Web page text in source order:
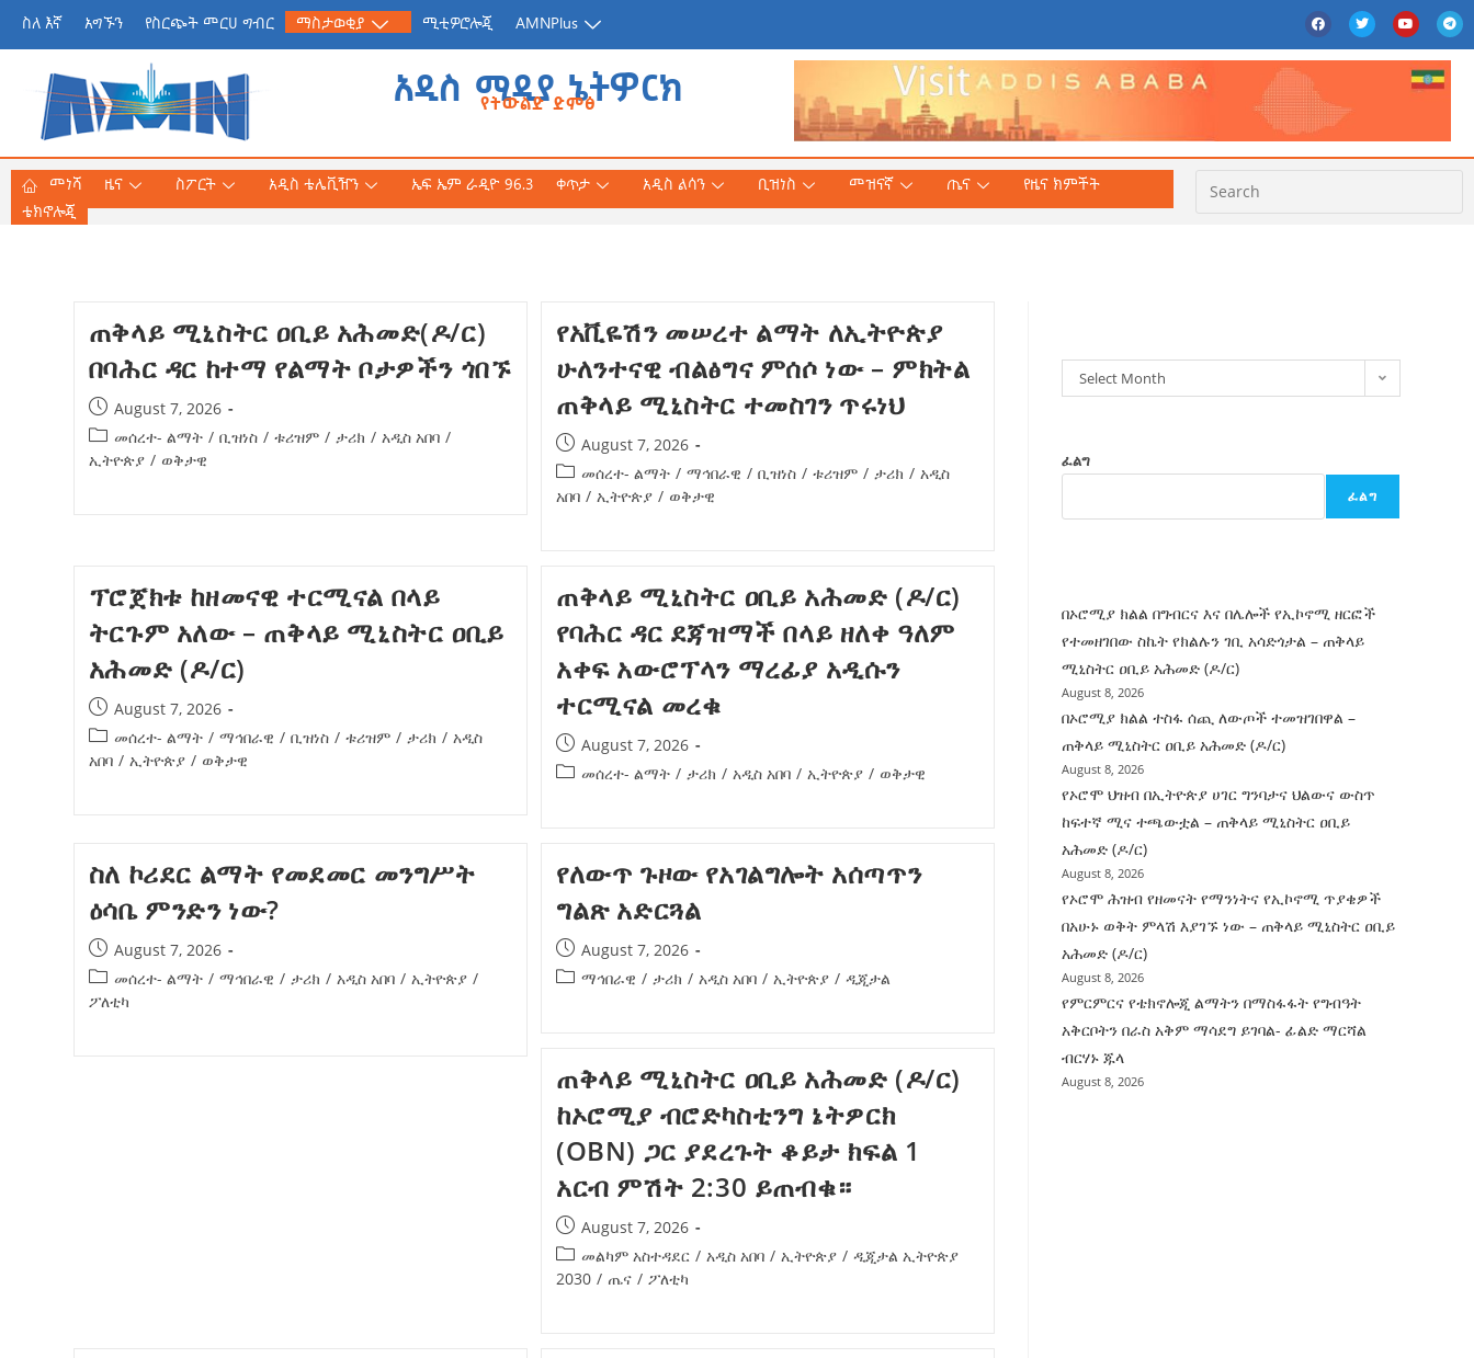
ስለ እኛ አግኙን የስርጭት መርሀ ግብር ማስታወቂያ ሚቲዎሮሎጂ AMNPlus
አዲስ ሚዲያ ኔትዎርክ
የትውልድ ድምፅ
መነሻ ዜና
ኢትዮጵያ የቀጣናውን ኢኮኖሚያዊ ገጽታ በአዲስ
ስፖርት
ሠራተኞች ስፖርት ፌስቲቫል በቴሌቪዥን ዘርፍ
አሸናፊነት ተጠናቀቀ
August 1, 2026
July 30, 2026
አዲስ ቴሌቪዥን
የጠቅላይ ሚኒስትር ዐቢይ አሕመድ (ዶ/ር)
«መደመር» መጽሐፍ በቻይንኛ ተተርጉሞ በቅርቡ
ለንባብ ይበቃል
AmnAdmin October 17, 2025
ኤፍ ኤም ራዲዮ 96.3 ቀጥታ አዲስ ልሳን ቢዝነስ መዝናኛ ጤና
የዜና ክምችት
ቴክኖሎጂ
ጠቅላይ ሚኒስትር ዐቢይ አሕመድ(ዶ/ር)
በባሕር ዳር ከተማ የልማት ቦታዎችን ጎበኙ
August 7, 2026
መሰረተ- ልማት / ቢዝነስ / ቱሪዝም / ታሪክ / አዲስ አበባ /
ኢትዮጵያ / ወቅታዊ
የአቪዬሽን መሠረተ ልማት ለኢትዮጵያ
ሁለንተናዊ ብልፅግና ምሰሶ ነው – ምክትል
ጠቅላይ ሚኒስትር ተመስገን ጥሩነህ
August 7, 2026
መሰረተ- ልማት / ማኅበራዊ / ቢዝነስ / ቱሪዝም / ታሪክ / አዲስ
አበባ / ኢትዮጵያ / ወቅታዊ
ፕሮጀክቱ ከዘመናዊ ተርሚናል በላይ
ትርጉም አለው – ጠቅላይ ሚኒስትር ዐቢይ
አሕመድ (ዶ/ር)
August 7, 2026
መሰረተ- ልማት / ማኅበራዊ / ቢዝነስ / ቱሪዝም / ታሪክ / አዲስ
አበባ / ኢትዮጵያ / ወቅታዊ
ጠቅላይ ሚኒስትር ዐቢይ አሕመድ (ዶ/ር)
የባሕር ዳር ደጃዝማች በላይ ዘለቀ ዓለም
አቀፍ አውሮፕላን ማረፊያ አዲሱን
ተርሚናል መረቁ
August 7, 2026
መሰረተ- ልማት / ታሪክ / አዲስ አበባ / ኢትዮጵያ / ወቅታዊ
ስለ ኮሪደር ልማት የመደመር መንግሥት
ዕሳቤ ምንድን ነው?
August 7, 2026
መሰረተ- ልማት / ማኅበራዊ / ታሪክ / አዲስ አበባ / ኢትዮጵያ /
ፖለቲካ
የለውጥ ጉዞው የአገልግሎት አሰጣጥን
ግልጽ አድርጓል
August 7, 2026
ማኅበራዊ / ታሪክ / አዲስ አበባ / ኢትዮጵያ / ዲጂታል
ጠቅላይ ሚኒስትር ዐቢይ አሕመድ (ዶ/ር)
ከኦሮሚያ ብሮድካስቲንግ ኔትዎርክ
(OBN) ጋር ያደረጉት ቆይታ ክፍል 1
አርብ ምሽት 2:30 ይጠብቁ።
August 7, 2026
መልካም አስተዳደር / አዲስ አበባ / ኢትዮጵያ / ዲጂታል ኢትዮጵያ
2030 / ጤና / ፖለቲካ
Select Month
ፈልግ
ፈልግ
በኦሮሚያ ክልል በግብርና እና በሌሎች የኢኮኖሚ ዘርፎች
የተመዘገበው ስኬት የክልሉን ገቢ አሳድጎታል – ጠቅላይ
ሚኒስትር ዐቢይ አሕመድ (ዶ/ር)
August 8, 2026
በኦሮሚያ ክልል ተስፋ ሰጪ ለውጦች ተመዝገበዋል –
ጠቅላይ ሚኒስትር ዐቢይ አሕመድ (ዶ/ር)
August 8, 2026
የኦሮሞ ህዝብ በኢትዮጵያ ሀገር ግንባታና ህልውና ውስጥ
ከፍተኛ ሚና ተጫውቷል – ጠቅላይ ሚኒስትር ዐቢይ
አሕመድ (ዶ/ር)
August 8, 2026
የኦሮሞ ሕዝብ የዘመናት የማንነትና የኢኮኖሚ ጥያቄዎች
በአሁኑ ወቅት ምላሽ እያገኙ ነው – ጠቅላይ ሚኒስትር ዐቢይ
አሕመድ (ዶ/ር)
August 8, 2026
የምርምርና የቴክኖሎጂ ልማትን በማስፋፋት የግብዓት
አቅርቦትን በራስ አቅም ማሳደግ ይገባል- ፊልድ ማርሻል
ብርሃኑ ጁላ
August 8, 2026